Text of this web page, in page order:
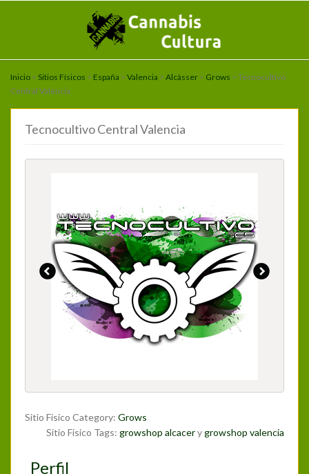
Inicio > Sitios Físicos > España > Valencia > Alcàsser > Grows > Tecnocultivo
Central Valencia
Tecnocultivo Central Valencia
Sitio Físico Category: Grows
Sitio Físico Tags: growshop alcacerygrowshop valencia
Perfil